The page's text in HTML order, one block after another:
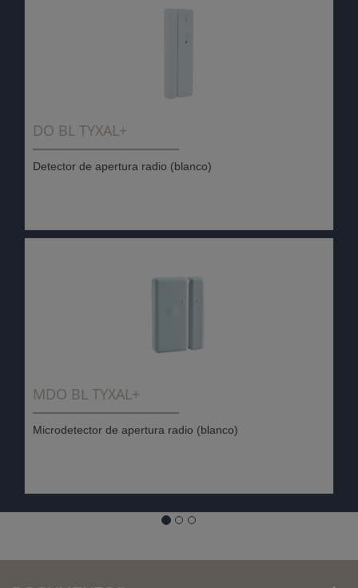
DO BL TYXAL+
Detector de apertura radio (blanco)
MDO BL TYXAL+
Microdetector de apertura radio (blanco)